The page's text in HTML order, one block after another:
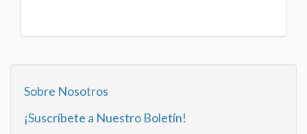
Sobre Nosotros
¡Suscríbete a Nuestro Boletín!